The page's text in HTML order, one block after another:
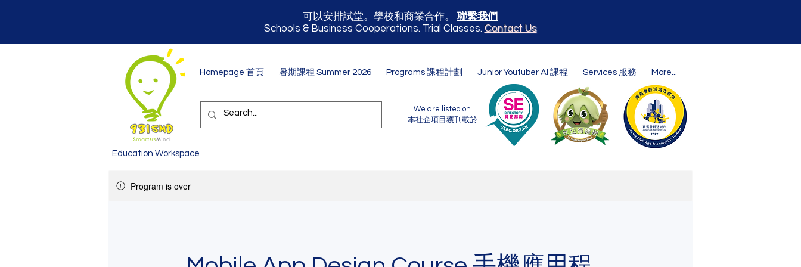
可以安排試堂。學校和商業合作。 聯繫我們
Schools & Business Cooperations. Trial Classes. Contact Us
Homepage 首頁 暑期課程 Summer 2026 Programs 課程計劃 Junior Youtuber AI 課程 Services 服務 More...
We are listed on
本社企項目獲刊載於
Education Workspace
Program is over